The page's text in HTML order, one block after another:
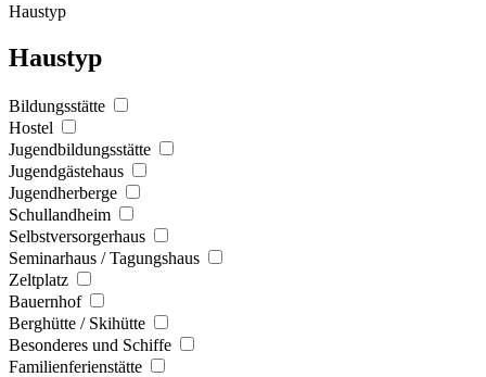
Haustyp
Haustyp
Bildungsstätte
Hostel
Jugendbildungsstätte
Jugendgästehaus
Jugendherberge
Schullandheim
Selbstversorgerhaus
Seminarhaus / Tagungshaus
Zeltplatz
Bauernhof
Berghütte / Skihütte
Besonderes und Schiffe
Familienferienstätte